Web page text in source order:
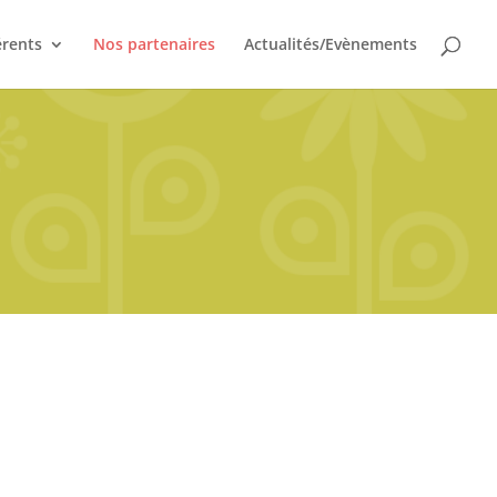
Nos partenaires Actualités/Evènements